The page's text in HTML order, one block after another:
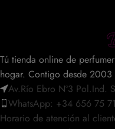
Tú tienda online de
hogar. Contigo desde 2003
Av.Río Ebro Nº3 Pol.Ind.
WhatsApp: +34 656 75
Horario de atención al